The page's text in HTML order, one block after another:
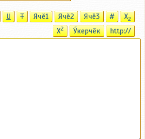
U T Ячӗ1 Ячӗ2 Ячӗ3 # X2
X2 Ӳкерчӗк http://